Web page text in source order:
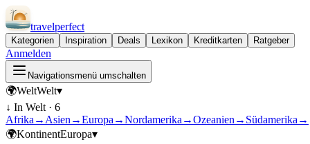
travelperfect
Kategorien Inspiration Deals Lexikon Kreditkarten Ratgeber
Anmelden
Navigationsmenü umschalten
🌍WeltWelt▾
↓ In Welt · 6
Afrika → Asien →Europa →Nordamerika →Ozeanien → Südamerika →
🌍KontinentEuropa▾